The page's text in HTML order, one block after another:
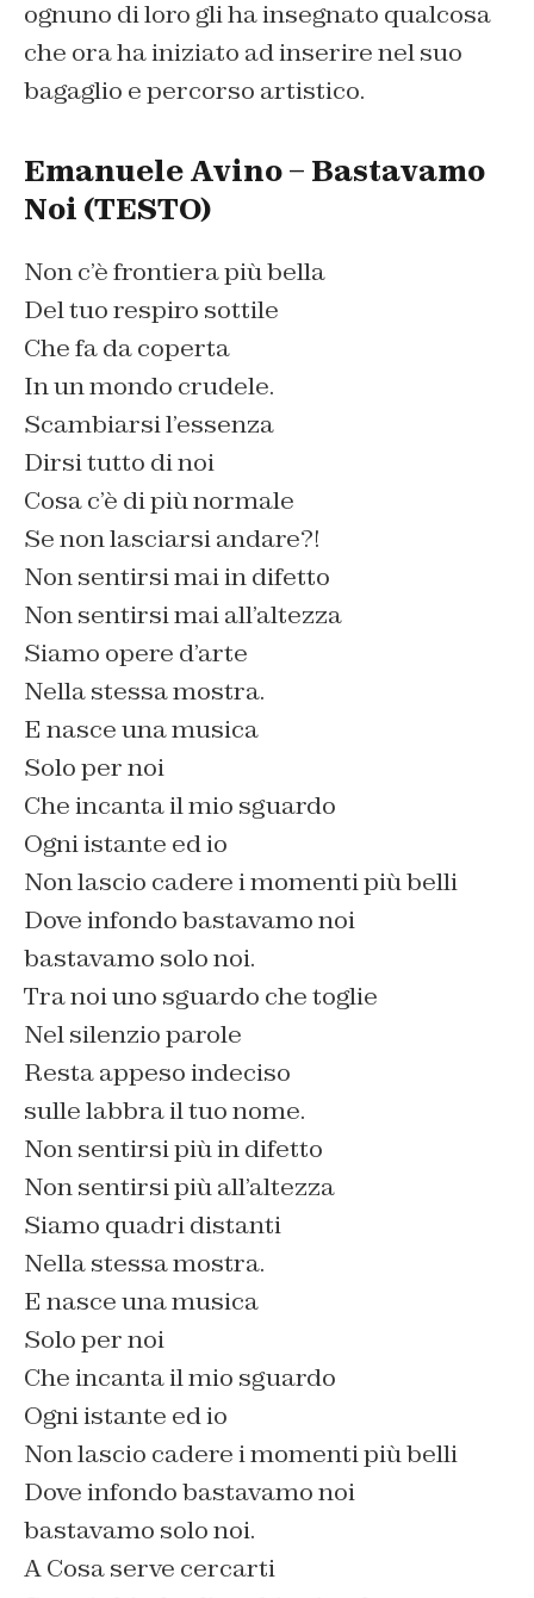
ognuno di loro gli ha insegnato qualcosa
che ora ha iniziato ad inserire nel suo
bagaglio e percorso artistico.
Emanuele Avino – Bastavamo
Noi (TESTO)
Non c’è frontiera più bella
Del tuo respiro sottile
Che fa da coperta
In un mondo crudele.
Scambiarsi l’essenza
Dirsi tutto di noi
Cosa c’è di più normale
Se non lasciarsi andare?!
Non sentirsi mai in difetto
Non sentirsi mai all’altezza
Siamo opere d’arte
Nella stessa mostra.
E nasce una musica
Solo per noi
Che incanta il mio sguardo
Ogni istante ed io
Non lascio cadere i momenti più belli
Dove infondo bastavamo noi
bastavamo solo noi.
Tra noi uno sguardo che toglie
Nel silenzio parole
Resta appeso indeciso
sulle labbra il tuo nome.
Non sentirsi più in difetto
Non sentirsi più all’altezza
Siamo quadri distanti
Nella stessa mostra.
E nasce una musica
Solo per noi
Che incanta il mio sguardo
Ogni istante ed io
Non lascio cadere i momenti più belli
Dove infondo bastavamo noi
bastavamo solo noi.
A Cosa serve cercarti